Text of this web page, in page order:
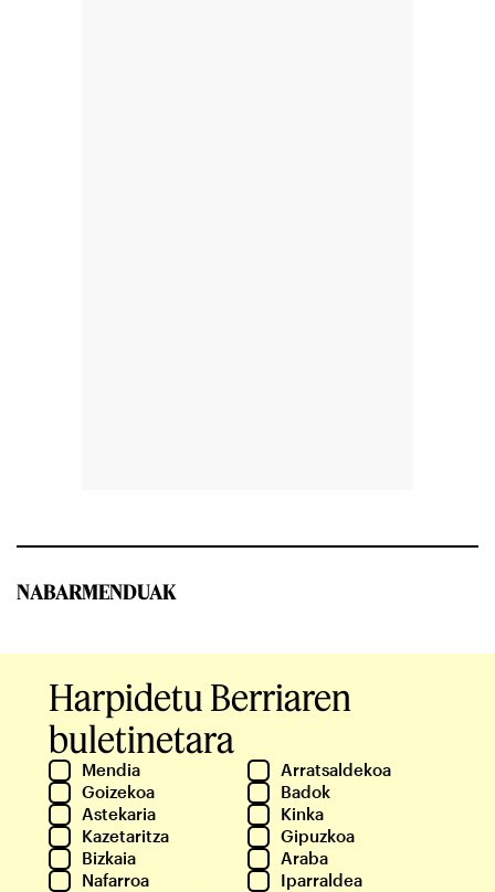
NABARMENDUAK
Harpidetu Berriaren
buletinetara
Mendia
Arratsaldekoa
Goizekoa
Badok
Astekaria
Kinka
Kazetaritza
Gipuzkoa
Bizkaia
Araba
Nafarroa
Iparraldea